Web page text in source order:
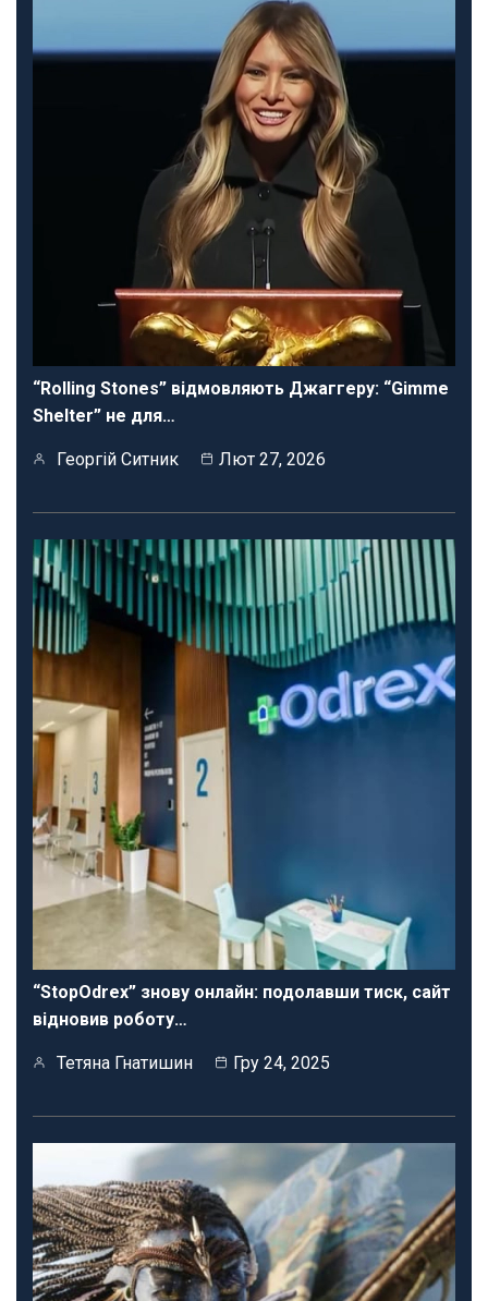
“Rolling Stones” відмовляють Джаггеру: “Gimme
Shelter” не для…
Георгій Ситник Лют 27, 2026
“StopOdrex” знову онлайн: подолавши тиск, сайт
відновив роботу…
Тетяна Гнатишин Гру 24, 2025